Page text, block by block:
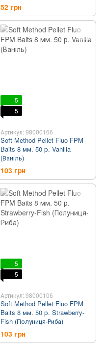
52 грн
5
5
Артикул: 98000166
Soft Method Pellet Fluo FPM
Baits 8 мм. 50 р. Vanilla
(Ваніль)
103 грн
5
5
Артикул: 98000106
Soft Method Pellet Fluo FPM
Baits 8 мм. 50 р. Strawberry-
Fish (Полуниця-Риба)
103 грн